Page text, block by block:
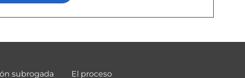
subrogada El proceso